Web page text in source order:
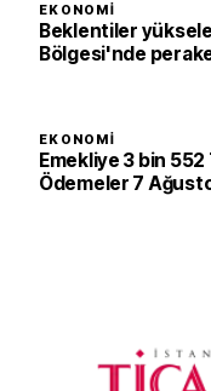
EKONOMI
Beklentiler
Bölgesi'nde
EKONOMI
Emekliye 3 bin 552
Ödemeler 7